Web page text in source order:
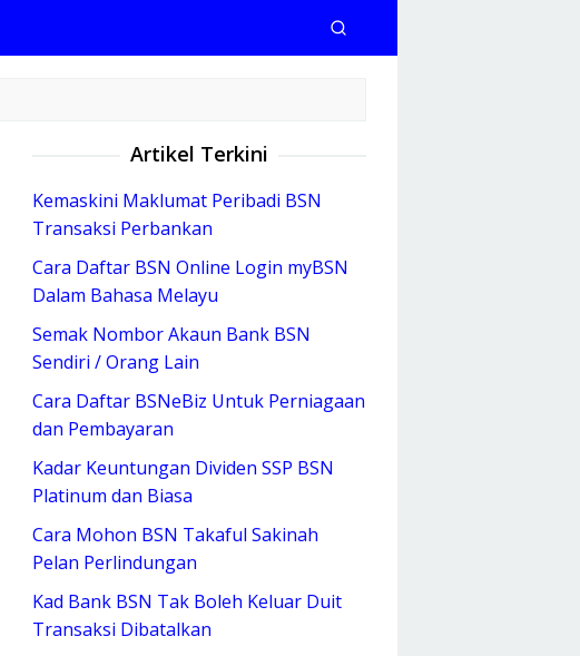
Artikel Terkini
Kemaskini Maklumat Peribadi BSN
Transaksi Perbankan
Cara Daftar BSN Online Login myBSN
Dalam Bahasa Melayu
Semak Nombor Akaun Bank BSN
Sendiri / Orang Lain
Cara Daftar BSNeBiz Untuk Perniagaan
dan Pembayaran
Kadar Keuntungan Dividen SSP BSN
Platinum dan Biasa
Cara Mohon BSN Takaful Sakinah
Pelan Perlindungan
Kad Bank BSN Tak Boleh Keluar Duit
Transaksi Dibatalkan